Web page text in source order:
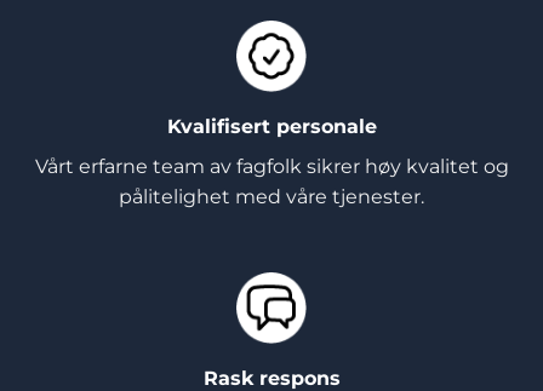
Kvalifisert personale
Vårt erfarne team av fagfolk sikrer høy kvalitet og
pålitelighet med våre tjenester.
Rask respons